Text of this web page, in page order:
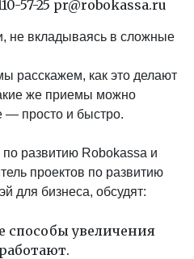
57-25 pr@robokassa.ru
не вкладываясь в сложные
расскажем, как это делают
же приемы можно
— просто и быстро.
развитию Robokassa и
проектов по развитию
для бизнеса, обсудят:
увеличения